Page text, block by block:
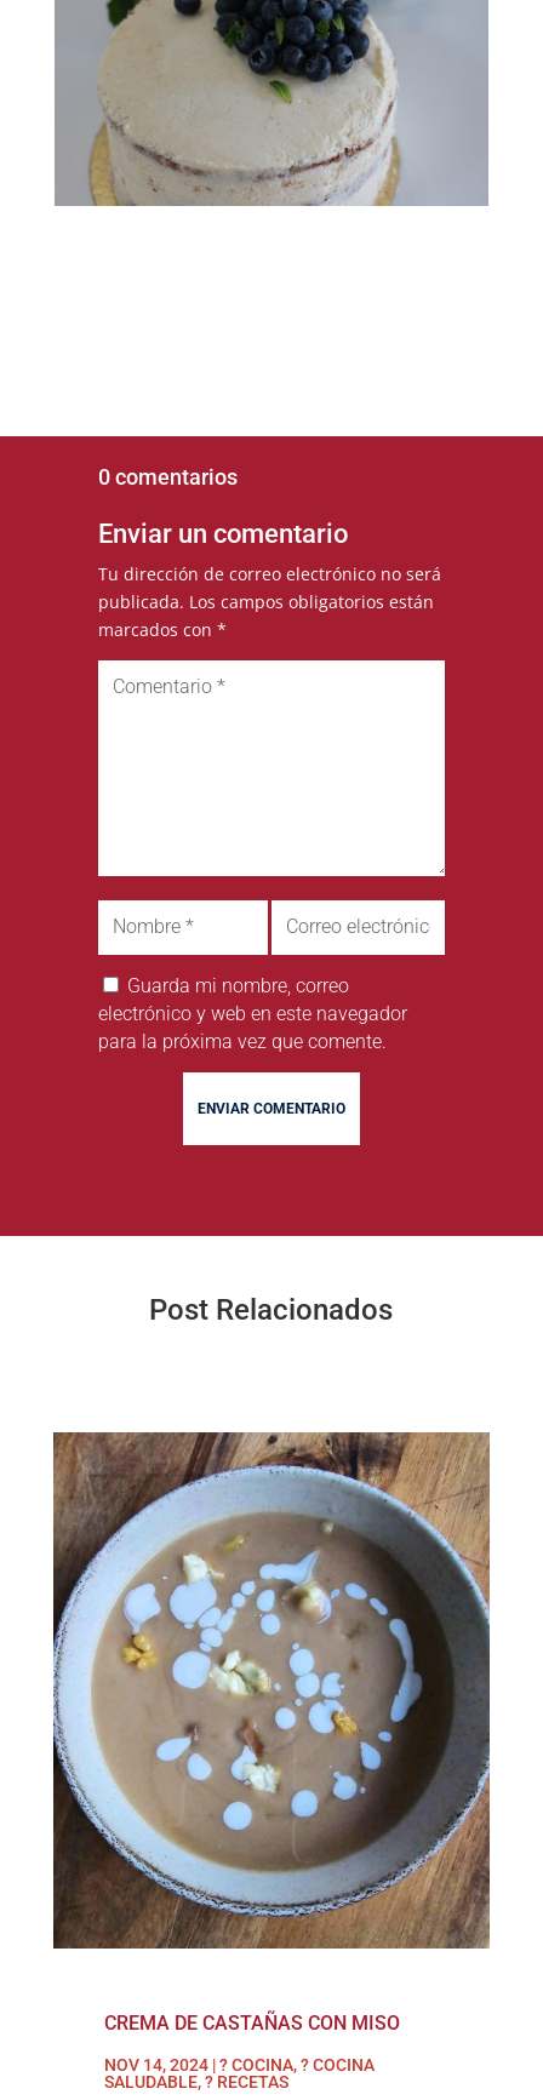
0 comentarios
Enviar un comentario
Tu dirección de correo electrónico no será
publicada. Los campos obligatorios están
marcados con *
Guarda mi nombre, correo
electrónico y web en este navegador
para la próxima vez que comente.
ENVIAR COMENTARIO
Post Relacionados
CREMA DE CASTAÑAS CON MISO
NOV 14, 2024 |? COCINA,? COCINA
SALUDABLE,? RECETAS